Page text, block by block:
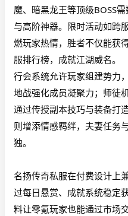
魔、暗黑龙王等顶级BOSS
与高阶神器。限时活动如跨
燃玩家热情，胜者不仅能获
服排行榜，成就江湖威名。
行会系统允许玩家组建势力
地战强化成员凝聚力；师徒
通过传授副本技巧与装备打
则增添情感羁绊，夫妻任务
独。
名扬传奇私服在付费设计上
过每日悬赏、成就系统稳定
料让零氪玩家也能通过市场